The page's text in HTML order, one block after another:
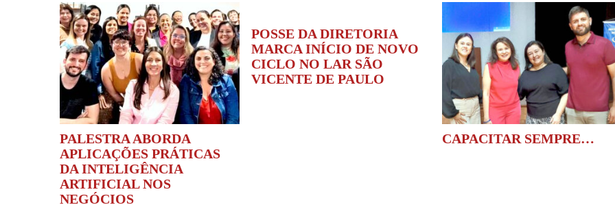
PALESTRA ABORDA
APLICAÇÕES PRÁTICAS
DA INTELIGÊNCIA
ARTIFICIAL NOS
NEGÓCIOS
POSSE DA DIRETORIA
MARCA INÍCIO DE NOVO
CICLO NO LAR SÃO
VICENTE DE PAULO
CAPACITAR SEMPRE…